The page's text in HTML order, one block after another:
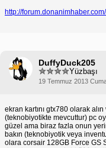
http://
DuffyDuck205
Yüzbaşı
19 Temmuz 2013
ekran kartını gtx780 olarak
(teknobiyotikte mevcuttur) pc
güzel ama biraz fazla onun
bakın (teknobiyotik veya
olara corsair 128GB Force GS